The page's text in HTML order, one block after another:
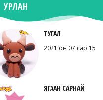
УРЛАН
ТУГАЛ
2021 он 07 сар 15
ЯГААН САРНАЙ